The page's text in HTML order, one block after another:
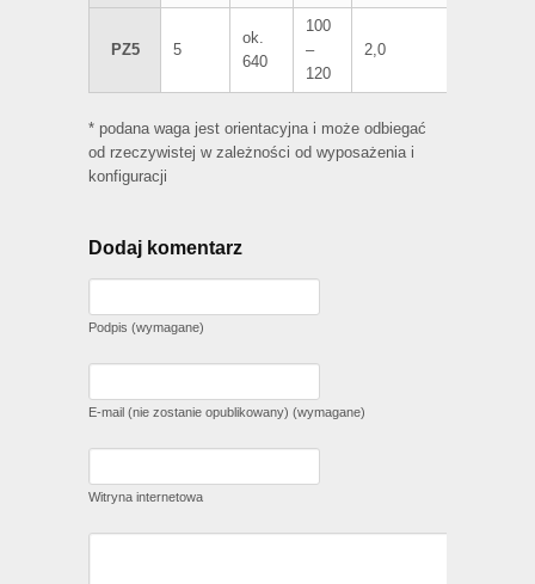
PZ5 5
ok.
640
100
–
120
2,0
* podana waga jest orientacyjna i może odbiegać
od rzeczywistej w zależności od wyposażenia i
konfiguracji
Dodaj komentarz
Podpis (wymagane)
E-mail (nie zostanie opublikowany) (wymagane)
Witryna internetowa